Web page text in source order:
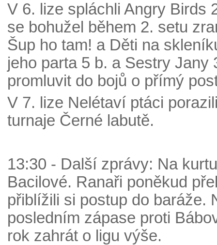
V 6. lize spláchli Angry Birds
se bohužel během 2. setu
Šup ho tam! a Děti na
jeho parta 5 b. a Sestry Jany
promluvit do bojů o přímý
V 7. lize Nelétaví ptáci
turnaje Černé labutě.
13:30 - Další zprávy: Na
Bacilové. Ranaři poněkud
přiblížili si postup do baráže.
posledním zápase proti
rok zahrát o ligu výše.